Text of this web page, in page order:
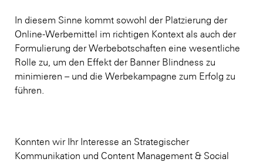
In diesem Sinne kommt sowohl der Platzierung der
Online-Werbemittel im richtigen Kontext als auch der
Formulierung der Werbebotschaften eine wesentliche
Rolle zu, um den Effekt der Banner Blindness zu
minimieren – und die Werbekampagne zum Erfolg zu
führen.
Konnten wir Ihr Interesse an Strategischer
Kommunikation und Content Management & Social